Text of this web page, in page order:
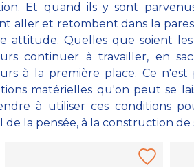
Et quand ils y sont
aller et retombent dans la
attitude. Quelles que soient
continuer à travailler, en
à la première place. Ce
matérielles qu'on peut se
à utiliser ces conditions
de la pensée, à la construction